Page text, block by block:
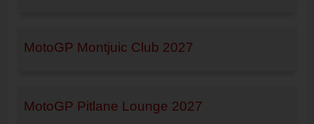
MotoGP Montjuic Club 2027
MotoGP Pitlane Lounge 2027